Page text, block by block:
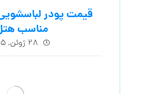
قیمت پودر
مناسب
۲۸ ژوئن, ۲۰۲۵